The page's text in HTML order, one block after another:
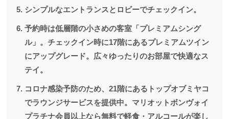
シンプルなエントランスとロビーでチェックイン。
予約時は低層階の小さめの客室「プレミアムシング
ル」。チェックイン時に17階にあるプレミアムツイン
にアップグレード。広々ゆったりのお部屋で快適なス
テイ。
コロナ感染予防のため、21階にあるトップオブミヤコ
でラウンジサービスを提供中。マリオットボンヴォイ
プラチナ会員以上なら無料で軽食・アルコールが楽し